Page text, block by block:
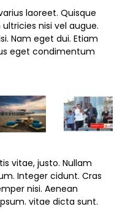
laoreet. Quisque
nisi vel augue.
Nam eget dui. Etiam
eget condimentum
vitae, justo. Nullam
Integer cidunt. Cras
nisi. Aenean
vitae dicta sunt.